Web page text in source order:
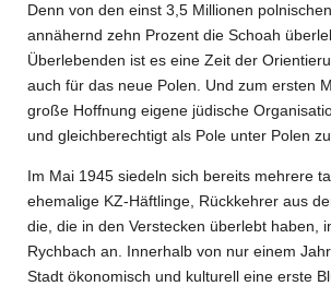
Denn von den einst 3,5 Millionen
annähernd zehn Prozent die Schoah
Überlebenden ist es eine Zeit der
auch für das neue Polen. Und zum ersten
große Hoffnung eigene jüdische
und gleichberechtigt als Pole unter Polen zu
Im Mai 1945 siedeln sich bereits mehrere
ehemalige KZ-Häftlinge, Rückkehrer aus
die, die in den Verstecken überlebt haben,
Rychbach an. Innerhalb von nur einem
Stadt ökonomisch und kulturell eine erste